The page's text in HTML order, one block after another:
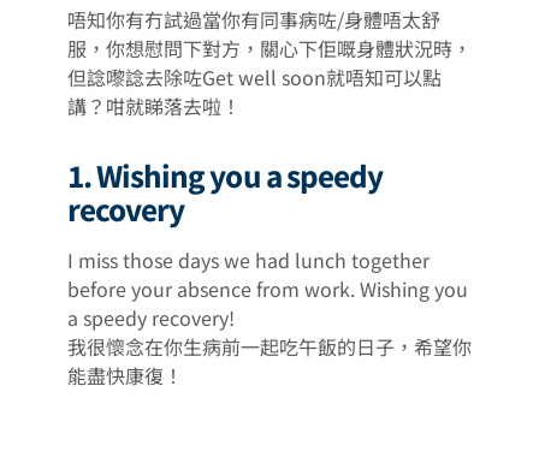
唔知你有冇試過當你有同事病咗/身體唔太舒
服，你想慰問下對方，關心下佢嘅身體狀況時，
但諗嚟諗去除咗Get well soon就唔知可以點
講？咁就睇落去啦！
1. Wishing you a speedy
recovery
I miss those days we had lunch together
before your absence from work. Wishing you
a speedy recovery!
我很懷念在你生病前一起吃午飯的日子，希望你
能盡快康復！